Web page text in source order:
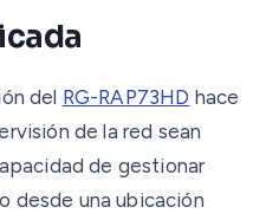
del RG-RAP73HD hace
de la red sean
de gestionar
desde una ubicación